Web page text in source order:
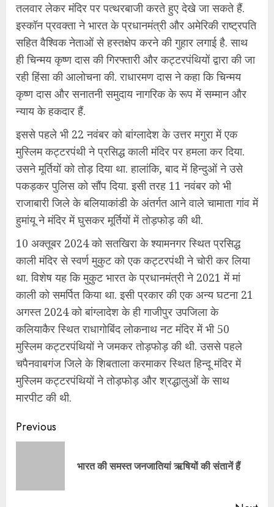
तलवार लेकर मंदिर पर पत्थरबाजी करते हुए देखे जा सकते हैं.
इस्कॉन प्रवक्ता ने भारत के प्रधानमंत्री और अमेरिकी राष्ट्रपति
सहित वैश्विक नेताओं से हस्तक्षेप करने की गुहार लगाई है. साथ
ही चिन्मय कृष्ण दास की गिरफ्तारी और कट्टरपंथियों द्वारा की जा
रही हिंसा की आलोचना की. राधारमण दास ने कहा कि चिन्मय
कृष्ण दास और सनातनी समुदाय नागरिक के रूप में सम्मान और
न्याय के हकदार हैं.
इससे पहले भी 22 नवंबर को बांग्लादेश के उत्तर मगुरा में एक
मुस्लिम कट्टरपंथी ने प्रसिद्ध काली मंदिर पर हमला कर दिया.
उसने मूर्तियों को तोड़ दिया था. हालांकि, बाद में हिन्दुओं ने उसे
पकड़कर पुलिस को सौंप दिया. इसी तरह 11 नवंबर को भी
राजाबारी जिले के बलियाकांडी के अंतर्गत आने वाले चामाता गांव में
हुमांयू ने मंदिर में घुसकर मूर्तियों में तोड़फोड़ की थी.
10 अक्तूबर 2024 को सतखिरा के श्यामनगर स्थित प्रसिद्ध
काली मंदिर से स्वर्ण मुकुट को एक कट्टरपंथी ने चोरी कर लिया
था. विशेष यह कि मुकुट भारत के प्रधानमंत्री ने 2021 में मां
काली को समर्पित किया था. इसी प्रकार की एक अन्य घटना 21
अगस्त 2024 को बांग्लादेश के ही गाजीपुर उपजिला के
कलियाकैर स्थित राधागोबिंद लोकनाथ नट मंदिर में भी 50
मुस्लिम कट्टरपंथियों ने जमकर तोड़फोड़ की थी. उससे पहले
चपैनवाबगंज जिले के शिबताला करमाकर स्थित हिन्दू मंदिर में
मुस्लिम कट्टरपंथियों ने तोड़फोड़ और श्रद्धालुओं के साथ
मारपीट की थी.
Continue
Reading
Previous
भारत की समस्त जनजातियां ऋषियों की संतानें हैं